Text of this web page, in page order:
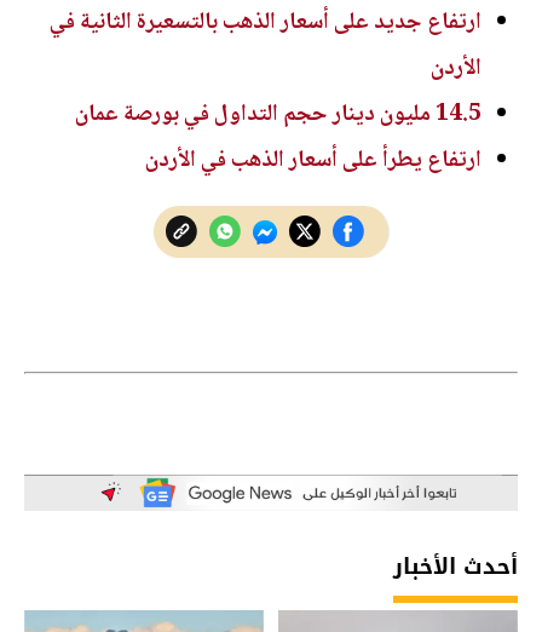
ارتفاع جديد على أسعار الذهب بالتسعيرة الثانية في
الأردن
14.5 مليون دينار حجم التداول في بورصة عمان
ارتفاع يطرأ على أسعار الذهب في الأردن
أحدث الأخبار